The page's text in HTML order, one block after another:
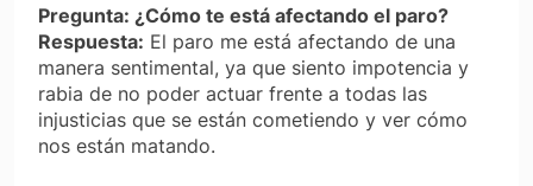
Pregunta: ¿Cómo te está afectando el paro?
Respuesta: El paro me está afectando de una
manera sentimental, ya que siento impotencia y
rabia de no poder actuar frente a todas las
injusticias que se están cometiendo y ver cómo
nos están matando.